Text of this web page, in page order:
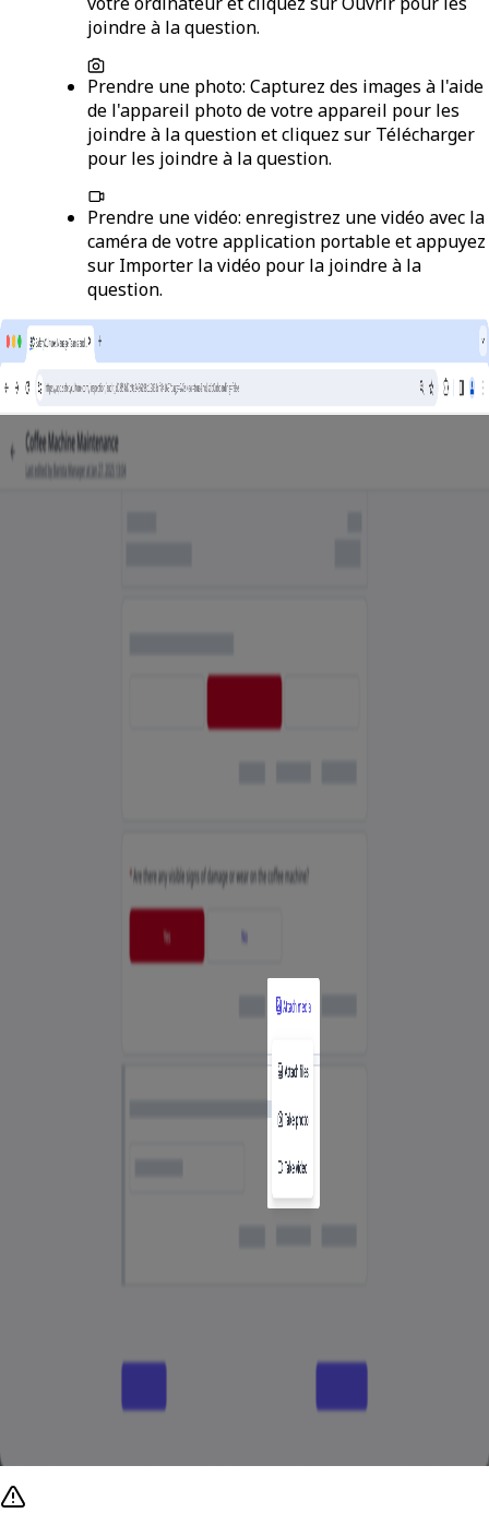
joindre à la question.
Prendre une photo: Capturez des images à l'aide
de l'appareil photo de votre appareil pour les
joindre à la question et cliquez sur Télécharger
pour les joindre à la question.
Prendre une vidéo: enregistrez une vidéo avec la
caméra de votre application portable et appuyez
sur Importer la vidéo pour la joindre à la
question.